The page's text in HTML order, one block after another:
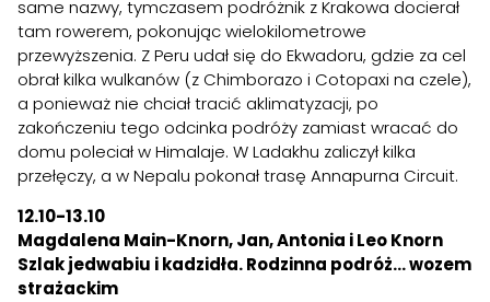
same nazwy, tymczasem podróżnik z Krakowa docierał
tam rowerem, pokonując wielokilometrowe
przewyższenia. Z Peru udał się do Ekwadoru, gdzie za cel
obrał kilka wulkanów (z Chimborazo i Cotopaxi na czele),
a ponieważ nie chciał tracić aklimatyzacji, po
zakończeniu tego odcinka podróży zamiast wracać do
domu poleciał w Himalaje. W Ladakhu zaliczył kilka
przełęczy, a w Nepalu pokonał trasę Annapurna Circuit.
12.10-13.10
Magdalena Main-Knorn, Jan, Antonia i Leo Knorn
Szlak jedwabiu i kadzidła. Rodzinna podróż… wozem
strażackim